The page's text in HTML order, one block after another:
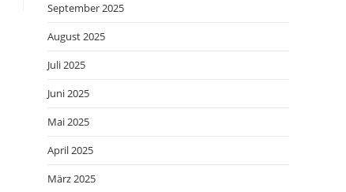
September 2025
August 2025
Juli 2025
Juni 2025
Mai 2025
April 2025
März 2025